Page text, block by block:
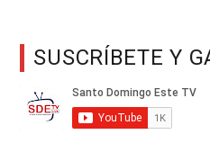
SUSCRÍBETE Y